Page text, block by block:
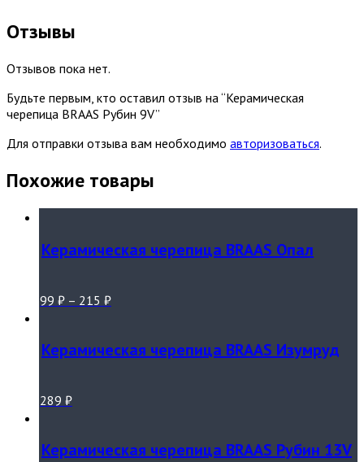
Отзывы
Отзывов пока нет.
Будьте первым, кто оставил отзыв на “Керамическая
черепица BRAAS Рубин 9V”
Для отправки отзыва вам необходимо авторизоваться.
Похожие товары
Керамическая черепица BRAAS Опал
99 ₽ – 215 ₽
Керамическая черепица BRAAS Изумруд
289 ₽
Керамическая черепица BRAAS Рубин 13V